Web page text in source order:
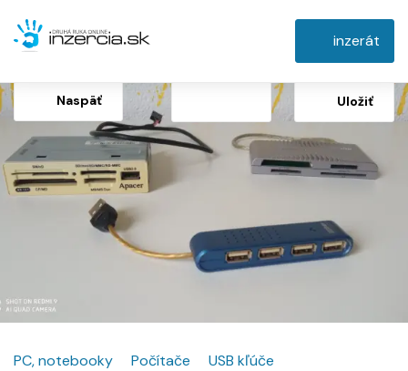
inzerát
Naspäť Uložiť
PC, notebooky Počítače USB kľúče